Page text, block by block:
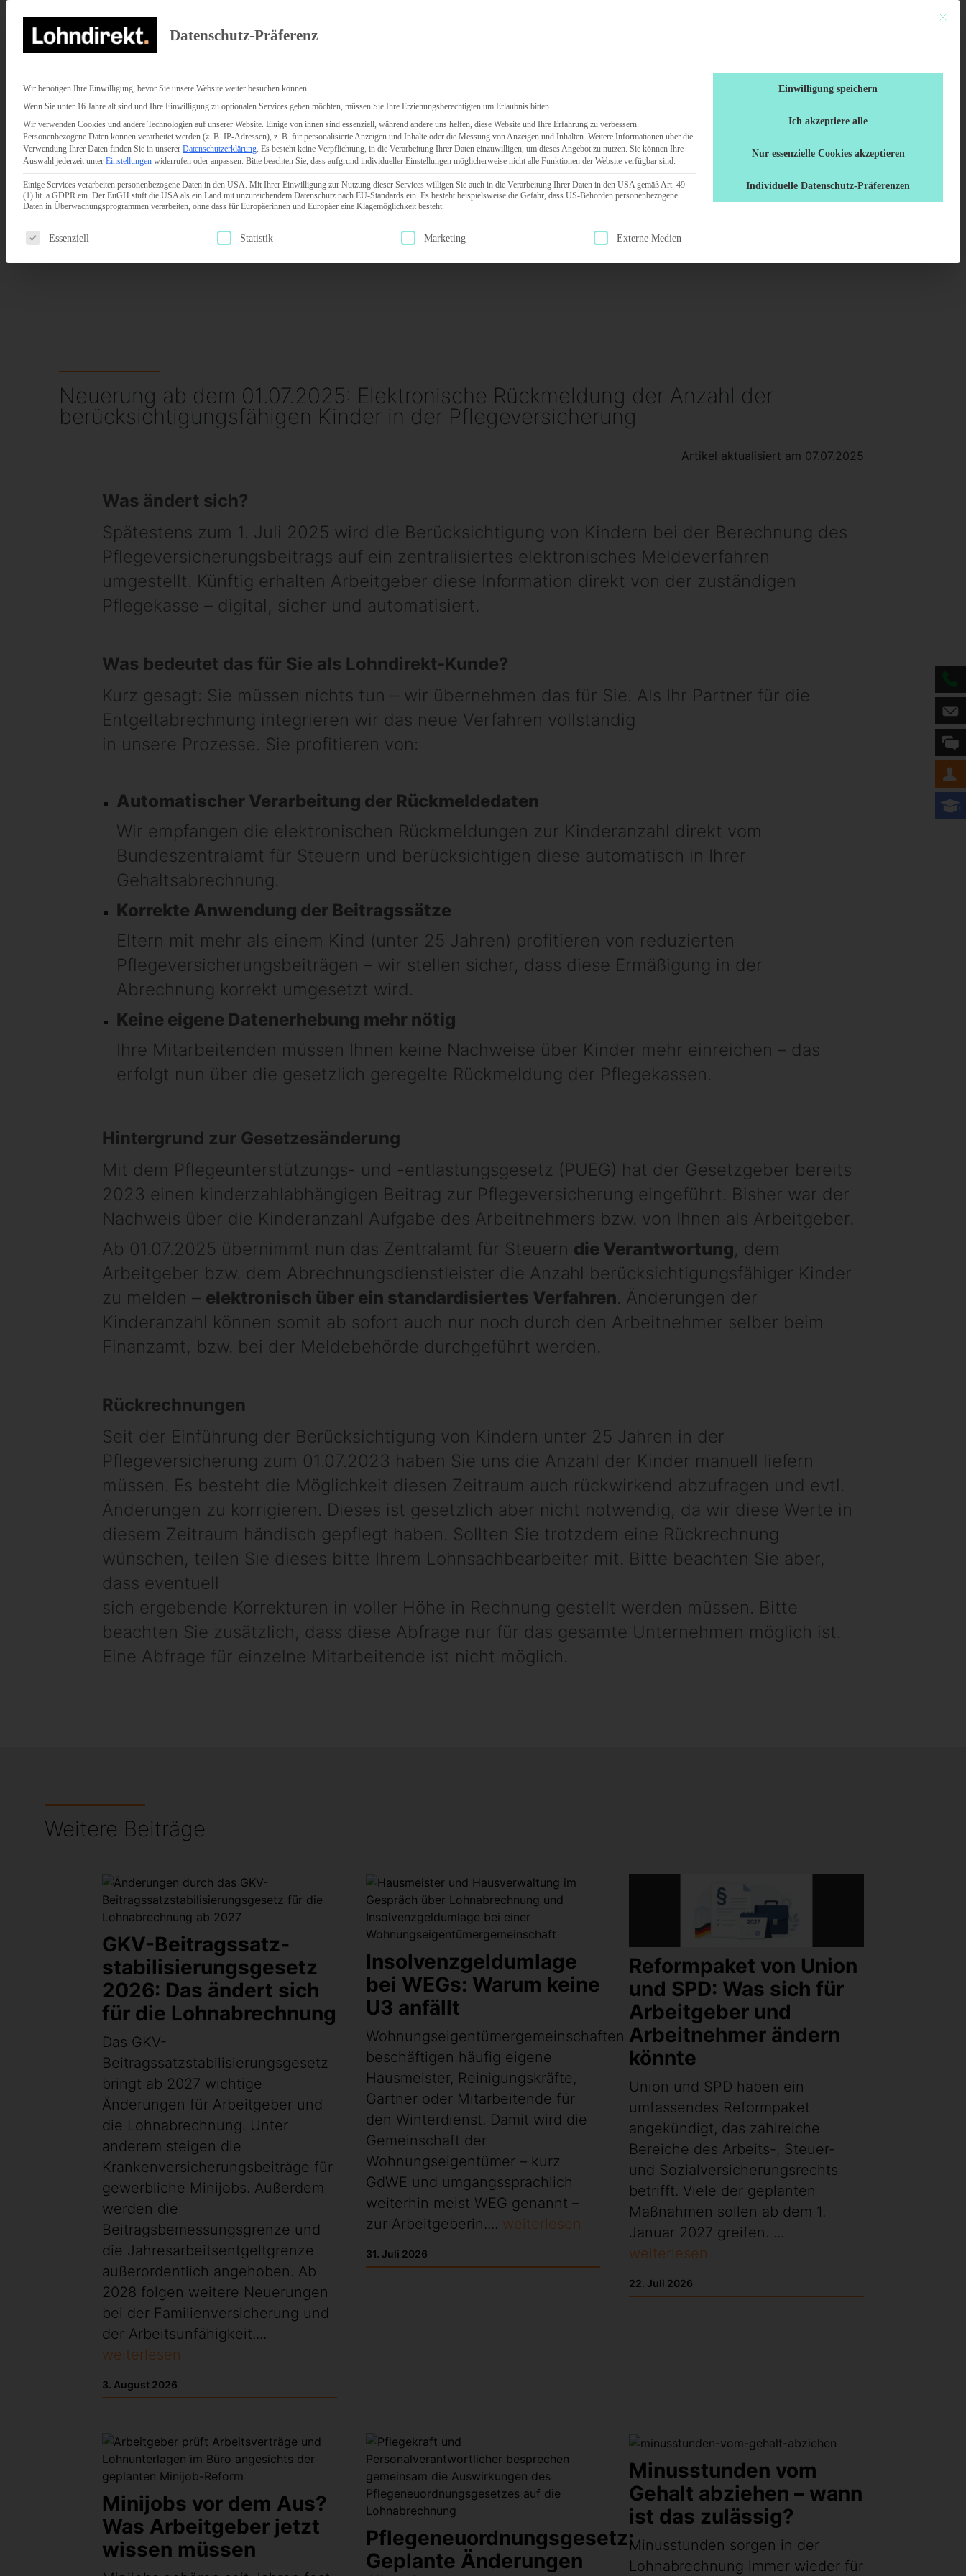
Neuerung ab dem 01.07.2025: Elektronische Rückmeldung der Anzahl der
berücksichtigungsfähigen Kinder in der Pflegeversicherung
Artikel aktualisiert am 07.07.2025
Was ändert sich?
Spätestens zum 1. Juli 2025 wird die Berücksichtigung von Kindern bei der Berechnung des
Pflegeversicherungsbeitrags auf ein zentralisiertes elektronisches Meldeverfahren
umgestellt. Künftig erhalten Arbeitgeber diese Information direkt von der zuständigen
Pflegekasse – digital, sicher und automatisiert.
Was bedeutet das für Sie als Lohndirekt-Kunde?
Kurz gesagt: Sie müssen nichts tun – wir übernehmen das für Sie. Als Ihr Partner für die
Entgeltabrechnung integrieren wir das neue Verfahren vollständig
in unsere Prozesse. Sie profitieren von:
Automatischer Verarbeitung der Rückmeldedaten
Wir empfangen die elektronischen Rückmeldungen zur Kinderanzahl direkt vom
Bundeszentralamt für Steuern und berücksichtigen diese automatisch in Ihrer
Gehaltsabrechnung.
Korrekte Anwendung der Beitragssätze
Eltern mit mehr als einem Kind (unter 25 Jahren) profitieren von reduzierten
Pflegeversicherungsbeiträgen – wir stellen sicher, dass diese Ermäßigung in der
Abrechnung korrekt umgesetzt wird.
Keine eigene Datenerhebung mehr nötig
Ihre Mitarbeitenden müssen Ihnen keine Nachweise über Kinder mehr einreichen – das
erfolgt nun über die gesetzlich geregelte Rückmeldung der Pflegekassen.
Hintergrund zur Gesetzesänderung
Mit dem Pflegeunterstützungs- und -entlastungsgesetz (PUEG) hat der Gesetzgeber bereits
2023 einen kinderzahlabhängigen Beitrag zur Pflegeversicherung eingeführt. Bisher war der
Nachweis über die Kinderanzahl Aufgabe des Arbeitnehmers bzw. von Ihnen als Arbeitgeber.
Ab 01.07.2025 übernimmt nun das Zentralamt für Steuern die Verantwortung, dem
Arbeitgeber bzw. dem Abrechnungsdienstleister die Anzahl berücksichtigungsfähiger Kinder
zu melden – elektronisch über ein standardisiertes Verfahren. Änderungen der
Kinderanzahl können somit ab sofort auch nur noch durch den Arbeitnehmer selber beim
Finanzamt, bzw. bei der Meldebehörde durchgeführt werden.
Rückrechnungen
Seit der Einführung der Berücksichtigung von Kindern unter 25 Jahren in der
Pflegeversicherung zum 01.07.2023 haben Sie uns die Anzahl der Kinder manuell liefern
müssen. Es besteht die Möglichkeit diesen Zeitraum auch rückwirkend abzufragen und evtl.
Änderungen zu korrigieren. Dieses ist gesetzlich aber nicht notwendig, da wir diese Werte in
diesem Zeitraum händisch gepflegt haben. Sollten Sie trotzdem eine Rückrechnung
wünschen, teilen Sie dieses bitte Ihrem Lohnsachbearbeiter mit. Bitte beachten Sie aber,
dass eventuell
sich ergebende Korrekturen in voller Höhe in Rechnung gestellt werden müssen. Bitte
beachten Sie zusätzlich, dass diese Abfrage nur für das gesamte Unternehmen möglich ist.
Eine Abfrage für einzelne Mitarbeitende ist nicht möglich.
Weitere Beiträge
GKV-Beitragssatz­
stabilisierungsgesetz
2026: Das ändert sich
für die Lohnabrechnung
Das GKV-
Beitragssatzstabilisierungsgesetz
bringt ab 2027 wichtige
Änderungen für Arbeitgeber und
die Lohnabrechnung. Unter
anderem steigen die
Krankenversicherungsbeiträge für
gewerbliche Minijobs. Außerdem
werden die
Beitragsbemessungsgrenze und
die Jahresarbeitsentgeltgrenze
außerordentlich angehoben. Ab
2028 folgen weitere Neuerungen
bei der Familienversicherung und
der Arbeitsunfähigkeit....
weiterlesen
3. August 2026
Insolvenzgeldumlage
bei WEGs: Warum keine
U3 anfällt
Wohnungseigentümergemeinschaften
beschäftigen häufig eigene
Hausmeister, Reinigungskräfte,
Gärtner oder Mitarbeitende für
den Winterdienst. Damit wird die
Gemeinschaft der
Wohnungseigentümer – kurz
GdWE und umgangssprachlich
weiterhin meist WEG genannt –
zur Arbeitgeberin.... weiterlesen
31. Juli 2026
Reformpaket von Union
und SPD: Was sich für
Arbeitgeber und
Arbeitnehmer ändern
könnte
Union und SPD haben ein
umfassendes Reformpaket
angekündigt, das zahlreiche
Bereiche des Arbeits-, Steuer-
und Sozialversicherungsrechts
betrifft. Viele der geplanten
Maßnahmen sollen ab dem 1.
Januar 2027 greifen. ...
weiterlesen
22. Juli 2026
Minijobs vor dem Aus?
Was Arbeitgeber jetzt
wissen müssen
Pflegeneuordnungsgesetz:
Geplante Änderungen
Minusstunden vom
Gehalt abziehen – wann
ist das zulässig?
Minusstunden sorgen in der
Lohnabrechnung immer wieder für
Mit
Datenschutz-Präferenz
Wir benötigen Ihre Einwilligung, bevor Sie unsere Website weiter besuchen können.
Wenn Sie unter 16 Jahre alt sind und Ihre Einwilligung zu optionalen Services geben möchten, müssen Sie Ihre Erziehungsberechtigten um Erlaubnis bitten.
Wir verwenden Cookies und andere Technologien auf unserer Website. Einige von ihnen sind essenziell, während andere uns helfen, diese Website und Ihre Erfahrung zu verbessern.
Personenbezogene Daten können verarbeitet werden (z. B. IP-Adressen), z. B. für personalisierte Anzeigen und Inhalte oder die Messung von Anzeigen und Inhalten. Weitere Informationen über die
Verwendung Ihrer Daten finden Sie in unserer Datenschutzerklärung. Es besteht keine Verpflichtung, in die Verarbeitung Ihrer Daten einzuwilligen, um dieses Angebot zu nutzen. Sie können Ihre
Auswahl jederzeit unter Einstellungen widerrufen oder anpassen. Bitte beachten Sie, dass aufgrund individueller Einstellungen möglicherweise nicht alle Funktionen der Website verfügbar sind.
Einige Services verarbeiten personenbezogene Daten in den USA. Mit Ihrer Einwilligung zur Nutzung dieser Services willigen Sie auch in die Verarbeitung Ihrer Daten in den USA gemäß Art. 49
(1) lit. a GDPR ein. Der EuGH stuft die USA als ein Land mit unzureichendem Datenschutz nach EU-Standards ein. Es besteht beispielsweise die Gefahr, dass US-Behörden personenbezogene
Daten in Überwachungsprogrammen verarbeiten, ohne dass für Europäerinnen und Europäer eine Klagemöglichkeit besteht.
Es folgt eine Liste der Service-Gruppen, für die eine Einwilligung erteilt werden kann. Die erste Service-Gruppe ist essenziell und kann nicht abgewählt werden.
Essenziell Statistik Marketing Externe Medien
Einwilligung speichern
Ich akzeptiere alle
Nur essenzielle Cookies akzeptieren
Individuelle Datenschutz-Präferenzen